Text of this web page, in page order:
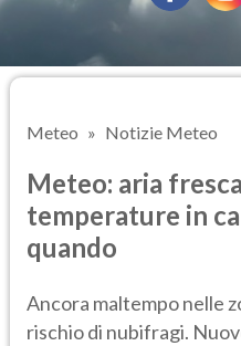
Meteo Notizie Meteo
Meteo: aria
temperature in
quando
Ancora maltempo nelle
rischio di nubifragi.